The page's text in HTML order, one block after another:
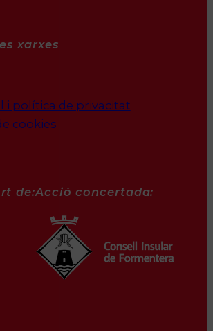
xarxes
i política de privacitat
cookies
de:Acció concertada: